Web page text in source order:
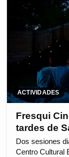
ACTIVIDADES
Fresqui
tardes de
Dos sesiones
Centro Cultural